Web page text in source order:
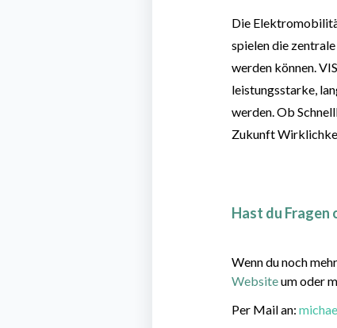
Die
spielen die
werden können.
leistungsstarke,
werden. Ob
Zukunft
Hast du Fragen
Wenn du noch
Websiteum oder
Per Mail an: